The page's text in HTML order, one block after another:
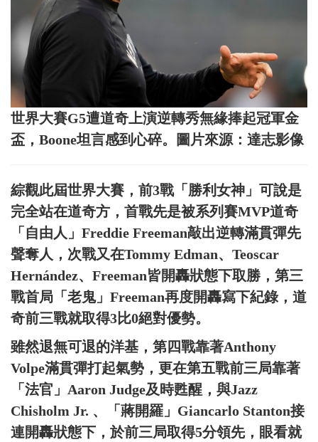
世界大賽G5遭道奇上演逆轉秀無緣捧起冠軍金
盃，Boone坦言感到心碎。圖片來源：達志影像
綜觀此屆世界大賽，前3戰「勝利女神」可說是
完全站在道奇方，首戰先是被系列賽MVP道奇
「自由人」Freddie Freeman敲出逆轉滿貫彈先
聲奪人，次戰又在Tommy Edman、Teoscar
Hernández、Freeman皆開轟狀態下取勝，第三
戰首局「老鬼」Freeman再度開轟寫下紀錄，道
奇前三戰就取得3比0絕對優勢。
雖然退無可退的洋基，第四戰靠著Anthony
Volpe滿貫彈打起氣勢，更在第五戰前三局靠著
「法官」Aaron Judge及時甦醒，與Jazz
Chisholm Jr. 、「蔣開羅」Giancarlo Stanton接
連開轟狀態下，於前三局取得5分領先，眼看就